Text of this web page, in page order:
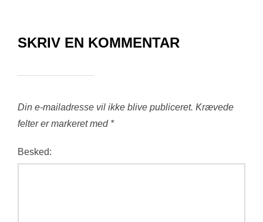
SKRIV EN KOMMENTAR
Din e-mailadresse vil ikke blive publiceret. Krævede
felter er markeret med *
Besked: